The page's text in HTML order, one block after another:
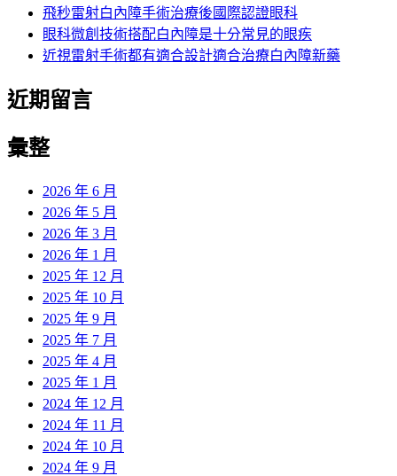
飛秒雷射白內障手術治療後國際認證眼科
眼科微創技術搭配白內障是十分常見的眼疾
近視雷射手術都有適合設計適合治療白內障新藥
近期留言
彙整
2026 年 6 月
2026 年 5 月
2026 年 3 月
2026 年 1 月
2025 年 12 月
2025 年 10 月
2025 年 9 月
2025 年 7 月
2025 年 4 月
2025 年 1 月
2024 年 12 月
2024 年 11 月
2024 年 10 月
2024 年 9 月